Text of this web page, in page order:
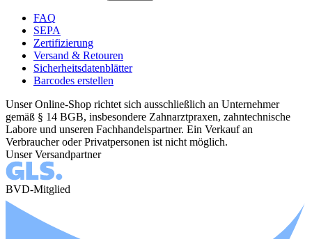
FAQ
SEPA
Zertifizierung
Versand & Retouren
Sicherheitsdatenblätter
Barcodes erstellen
Unser Online-Shop richtet sich ausschließlich an Unternehmer
gemäß § 14 BGB, insbesondere Zahnarztpraxen, zahntechnische
Labore und unseren Fachhandelspartner. Ein Verkauf an
Verbraucher oder Privatpersonen ist nicht möglich.
Unser Versandpartner
BVD-Mitglied